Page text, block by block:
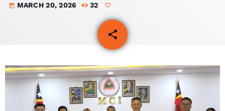
TOP 15
VÍDEO SIRA
EVENTU SIRA
today MARCH 20, 2026 32
share
email